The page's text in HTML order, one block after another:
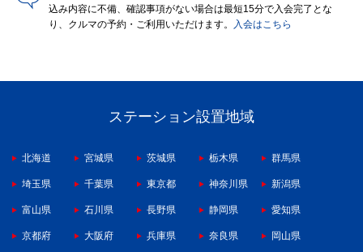
込み内容に不備、確認事項がない場合は最短15分で入会完了とな
り、クルマの予約・ご利用いただけます。
入会はこちら
ステーション設置地域
北海道 宮城県 茨城県 栃木県 群馬県
埼玉県 千葉県 東京都 神奈川県 新潟県
富山県 石川県 長野県 静岡県 愛知県
京都府 大阪府 兵庫県 奈良県 岡山県